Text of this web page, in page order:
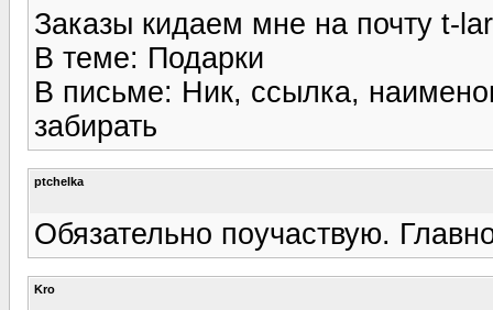
Заказы кидаем мне на почту t-
В теме: Подарки
В письме: Ник, ссылка,
забирать
ptchelka
Обязательно поучаствую.
Kro